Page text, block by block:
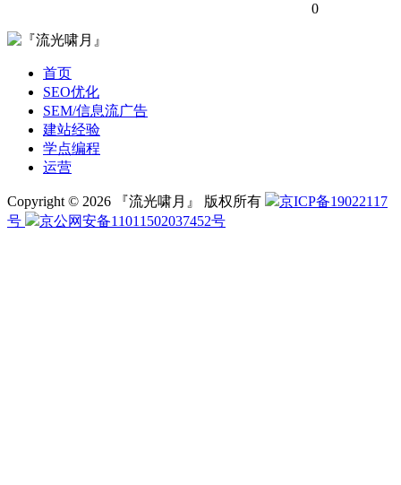
0
首页
SEO优化
SEM/信息流广告
建站经验
学点编程
运营
Copyright © 2026 『流光啸月』 版权所有
京ICP备19022117
号
京公网安备11011502037452号